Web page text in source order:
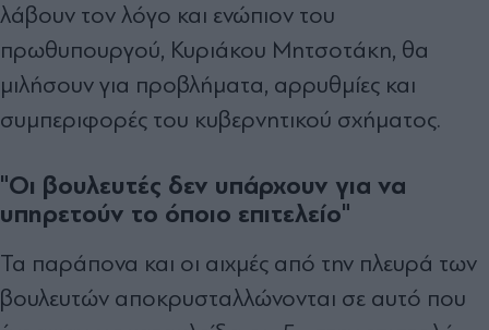
λάβουν τον λόγο και ενώπιον του
πρωθυπουργού, Κυριάκου Μητσοτάκη, θα
μιλήσουν για προβλήματα, αρρυθμίες και
συμπεριφορές του κυβερνητικού σχήματος.
"Οι βουλευτές δεν υπάρχουν για να
υπηρετούν το όποιο επιτελείο"
Τα παράπονα και οι αιχμές από την πλευρά των
βουλευτών αποκρυσταλλώνονται σε αυτό που